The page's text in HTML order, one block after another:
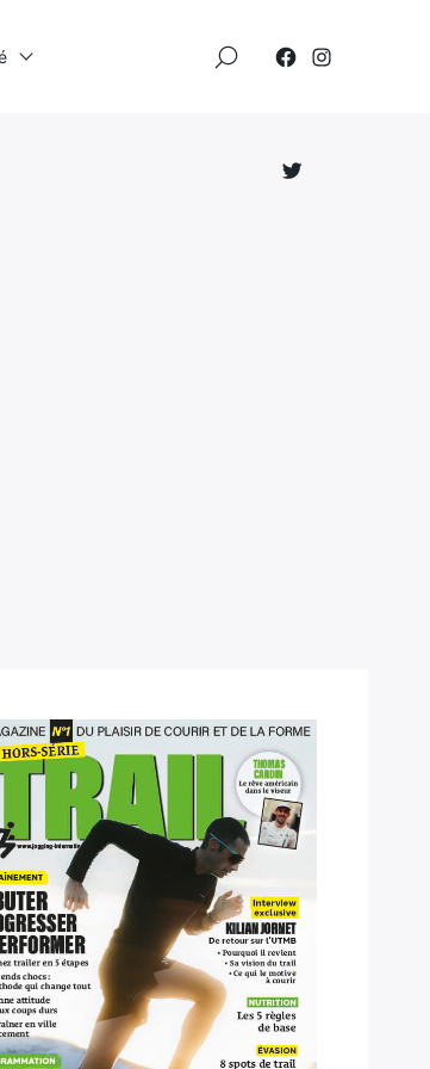
Élément